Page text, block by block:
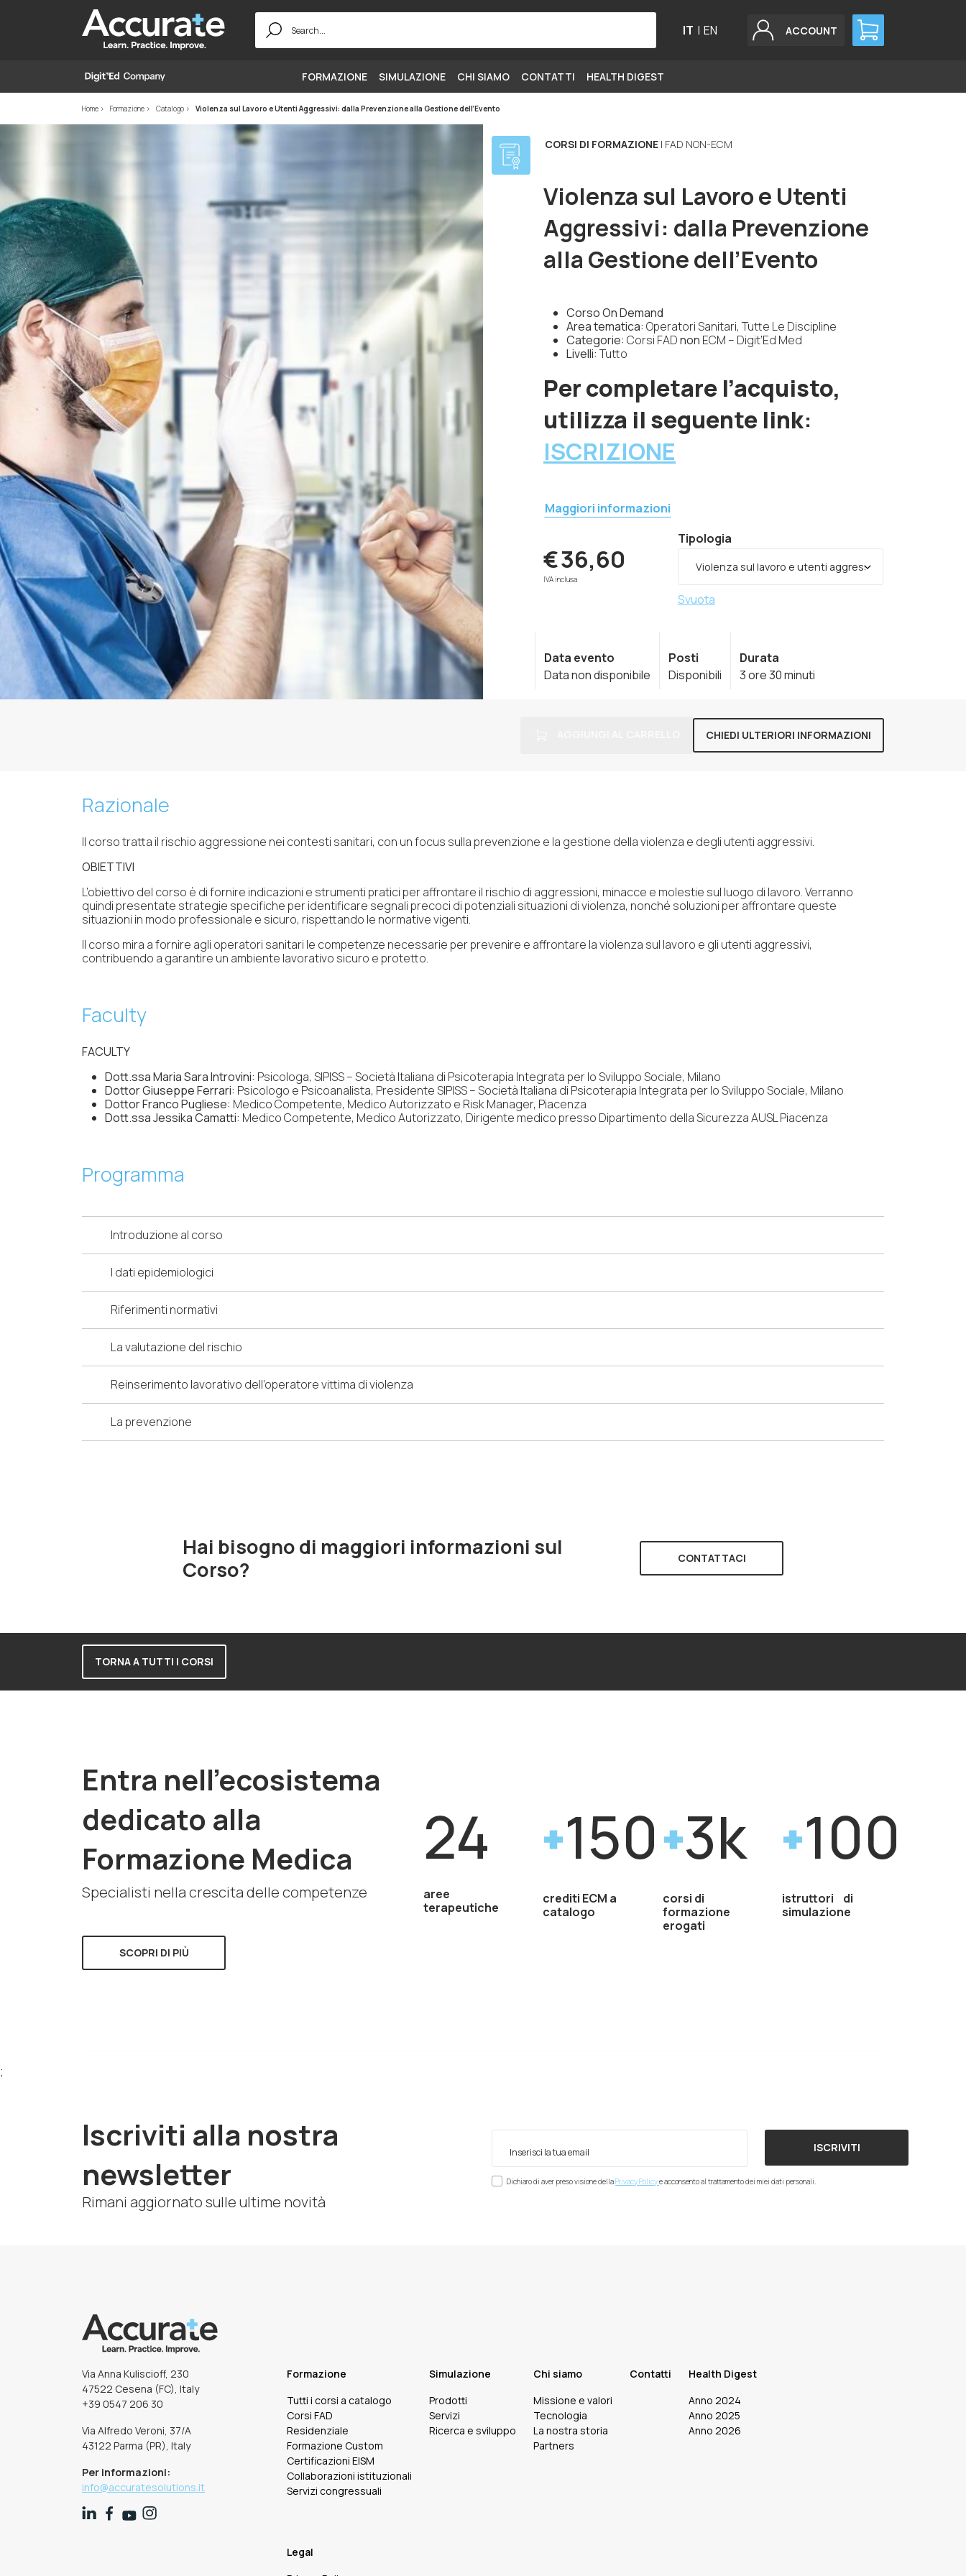
Search
for: IT | EN ACCOUNT
FORMAZIONE SIMULAZIONE CHI SIAMO CONTATTI HEALTH DIGEST
Home Formazione Catalogo Violenza sul Lavoro e Utenti Aggressivi: dalla Prevenzione alla Gestione dell’Evento
CORSI DI FORMAZIONE | FAD NON-ECM
Violenza sul Lavoro e Utenti
Aggressivi: dalla Prevenzione
alla Gestione dell’Evento
Corso On Demand
Area tematica: Operatori Sanitari, Tutte Le Discipline
Categorie: Corsi FADnon ECM – Digit’Ed Med
Livelli: Tutto
Per completare l’acquisto,
utilizza il seguente link:
ISCRIZIONE
Maggiori informazioni
€36,60
IVA inclusa
Tipologia
Svuota
CHIEDI ULTERIORI INFORMAZIONI
Data evento
Data non disponibile
Posti
Disponibili
Durata
3 ore 30 minuti
Razionale
Il corso tratta il rischio aggressione nei contesti sanitari, con un focus sulla prevenzione e la gestione della violenza e degli utenti aggressivi.
OBIETTIVI
L’obiettivo del corso è di fornire indicazioni e strumenti pratici per affrontare il rischio di aggressioni, minacce e molestie sul luogo di lavoro. Verranno
quindi presentate strategie specifiche per identificare segnali precoci di potenziali situazioni di violenza, nonché soluzioni per affrontare queste
situazioni in modo professionale e sicuro, rispettando le normative vigenti.
Il corso mira a fornire agli operatori sanitari le competenze necessarie per prevenire e affrontare la violenza sul lavoro e gli utenti aggressivi,
contribuendo a garantire un ambiente lavorativo sicuro e protetto.
Faculty
FACULTY
Dott.ssa Maria Sara Introvini: Psicologa, SIPISS – Società Italiana di Psicoterapia Integrata per lo Sviluppo Sociale, Milano
Dottor Giuseppe Ferrari: Psicologo e Psicoanalista, Presidente SIPISS – Società Italiana di Psicoterapia Integrata per lo Sviluppo Sociale, Milano
Dottor Franco Pugliese: Medico Competente, Medico Autorizzato e Risk Manager, Piacenza
Dott.ssa Jessika Camatti: Medico Competente, Medico Autorizzato, Dirigente medico presso Dipartimento della Sicurezza AUSL Piacenza
Programma
Introduzione al corso
I dati epidemiologici
Riferimenti normativi
La valutazione del rischio
Reinserimento lavorativo dell’operatore vittima di violenza
La prevenzione
Hai bisogno di maggiori informazioni sul
Corso?
CONTATTACI
TORNA A TUTTI I CORSI
Entra nell'ecosistema
dedicato alla
Formazione Medica
Specialisti nella crescita delle competenze
SCOPRI DI PIÙ
24
aree
terapeutiche
150
crediti ECM a
catalogo
3k
corsi di
formazione
erogati
100
istruttori di
simulazione
;
Iscriviti alla nostra
newsletter
Rimani aggiornato sulle ultime novità
Dichiaro di aver preso visione dellaPrivacy Policye acconsento al trattamento dei miei dati personali.
ISCRIVITI
Via Anna Kuliscioff, 230
47522 Cesena (FC), Italy
+39 0547 206 30
Via Alfredo Veroni, 37/A
43122 Parma (PR), Italy
Per informazioni:
info@accuratesolutions.it
Formazione
Tutti i corsi a catalogo
Corsi FAD
Residenziale
Formazione Custom
Certificazioni EISM
Collaborazioni istituzionali
Servizi congressuali
Simulazione
Prodotti
Servizi
Ricerca e sviluppo
Chi siamo
Missione e valori
Tecnologia
La nostra storia
Partners
Contatti
Health Digest
Anno 2024
Anno 2025
Anno 2026
Legal